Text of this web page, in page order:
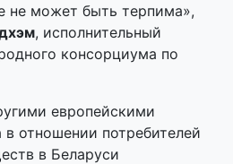
не может быть терпима»,
, исполнительный
консорциума по
европейскими
отношении потребителей
в Беларуси